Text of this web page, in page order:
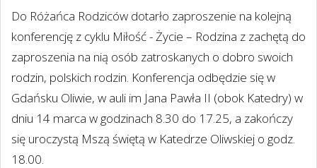
Do Różańca Rodziców dotarło zaproszenie na kolejną
konferencję z cyklu Miłość - Życie – Rodzina z zachętą do
zaproszenia na nią osób zatroskanych o dobro swoich
rodzin, polskich rodzin. Konferencja odbędzie się w
Gdańsku Oliwie, w auli im Jana Pawła II (obok Katedry) w
dniu 14 marca w godzinach 8.30 do 17.25, a zakończy
się uroczystą Mszą świętą w Katedrze Oliwskiej o godz.
18.00.